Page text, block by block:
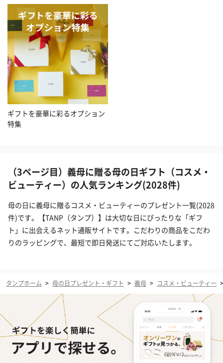
ギフトを豪華に彩るオプション
特集
（3ページ目）義母に贈る母の日ギフト（コスメ・
ビューティー）の人気ランキング(2028件)
母の日に義母に贈るコスメ・ビューティーのプレゼント一覧(2028
件)です。【TANP（タンプ）】は大切な日にぴったりな「ギフ
ト」に出会えるネット通販サイトです。こだわりの商品をこだわ
りのラッピングで、最短で即日発送にてご対応いたします。
タンプホーム > 母の日プレゼント・ギフト > 義母 > コスメ・ビューティー